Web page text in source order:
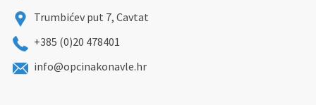
Trumbićev put 7, Cavtat
+385 (0)20 478401
info@opcinakonavle.hr